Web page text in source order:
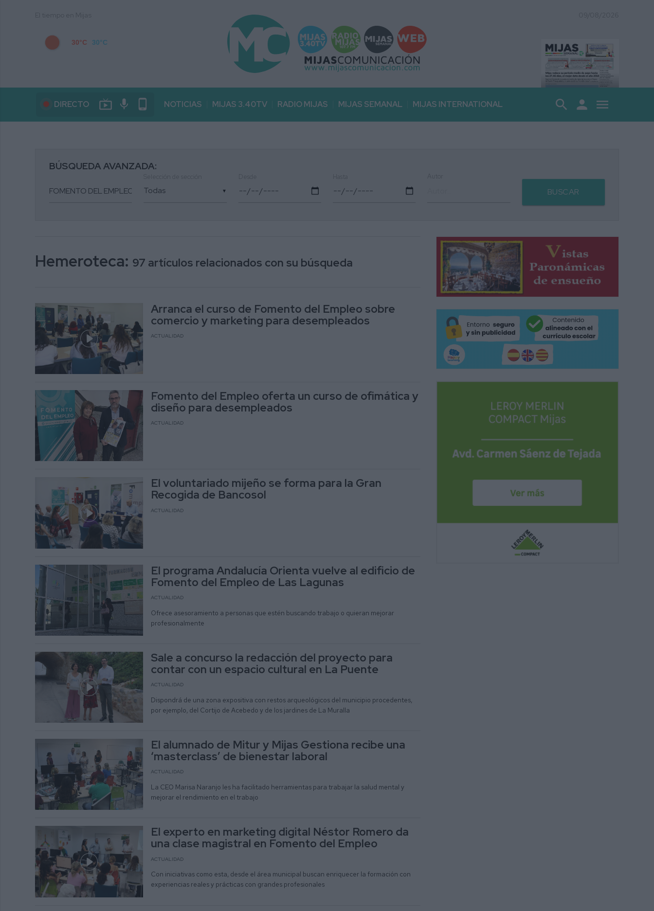
30°C 30°C
DIRECTO live_tv mic phone_android NOTICIAS MIJAS 3.40TV RADIO MIJAS MIJAS SEMANAL MIJAS INTERNATIONAL search person menu
BÚSQUEDA AVANZADA:
▼ BUSCAR
Hemeroteca: 97 artículos relacionados con su búsqueda
Arranca el curso de Fomento del Empleo sobre
comercio y marketing para desempleados
ACTUALIDAD
Fomento del Empleo oferta un curso de ofimática y
diseño para desempleados
ACTUALIDAD
El voluntariado mijeño se forma para la Gran
Recogida de Bancosol
ACTUALIDAD
El programa Andalucía Orienta vuelve al edificio de
Fomento del Empleo de Las Lagunas
ACTUALIDAD
Ofrece asesoramiento a personas que estén buscando trabajo o quieran mejorar
profesionalmente
Sale a concurso la redacción del proyecto para
contar con un espacio cultural en La Puente
ACTUALIDAD
Dispondrá de una zona expositiva con restos arqueológicos del municipio procedentes,
por ejemplo, del Cortijo de Acebedo y de los jardines de La Muralla
El alumnado de Mitur y Mijas Gestiona recibe una
‘masterclass’ de bienestar laboral
ACTUALIDAD
La CEO Marisa Naranjo les ha facilitado herramientas para trabajar la salud mental y
mejorar el rendimiento en el trabajo
El experto en marketing digital Néstor Romero da
una clase magistral en Fomento del Empleo
ACTUALIDAD
Con iniciativas como esta, desde el área municipal buscan enriquecer la formación con
experiencias reales y prácticas con grandes profesionales